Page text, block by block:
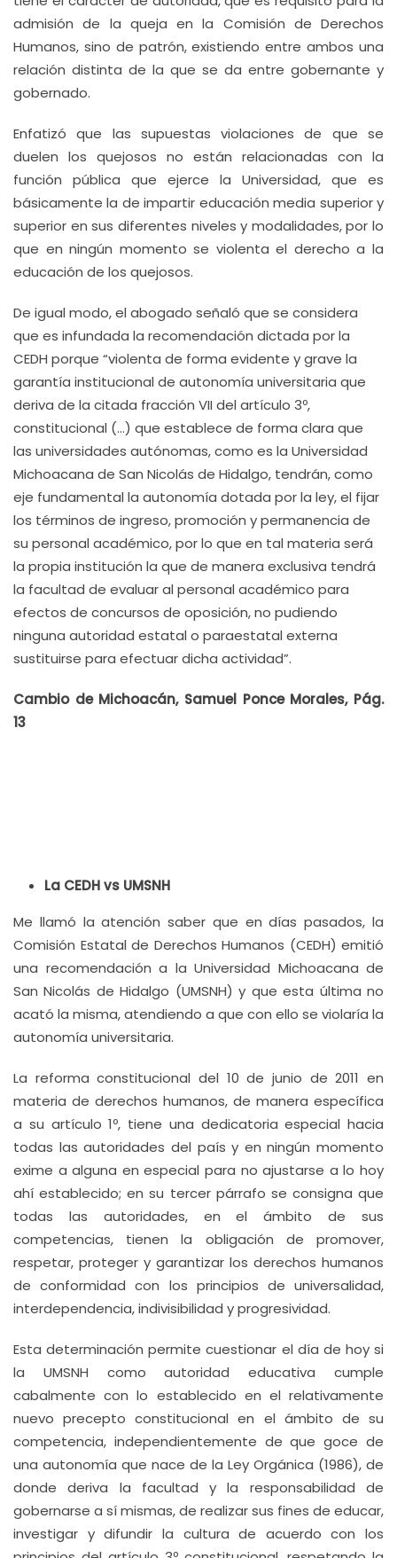
admisión de la queja en la Comisión de Derechos
Humanos, sino de patrón, existiendo entre ambos una
relación distinta de la que se da entre gobernante y
gobernado.
Enfatizó que las supuestas violaciones de que se
duelen los quejosos no están relacionadas con la
función pública que ejerce la Universidad, que es
básicamente la de impartir educación media superior y
superior en sus diferentes niveles y modalidades, por lo
que en ningún momento se violenta el derecho a la
educación de los quejosos.
De igual modo, el abogado señaló que se considera
que es infundada la recomendación dictada por la
CEDH porque “violenta de forma evidente y grave la
garantía institucional de autonomía universitaria que
deriva de la citada fracción VII del artículo 3º,
constitucional (…) que establece de forma clara que
las universidades autónomas, como es la Universidad
Michoacana de San Nicolás de Hidalgo, tendrán, como
eje fundamental la autonomía dotada por la ley, el fijar
los términos de ingreso, promoción y permanencia de
su personal académico, por lo que en tal materia será
la propia institución la que de manera exclusiva tendrá
la facultad de evaluar al personal académico para
efectos de concursos de oposición, no pudiendo
ninguna autoridad estatal o paraestatal externa
sustituirse para efectuar dicha actividad”.
Cambio de Michoacán, Samuel Ponce Morales, Pág.
13
La CEDH vs UMSNH
Me llamó la atención saber que en días pasados, la
Comisión Estatal de Derechos Humanos (CEDH) emitió
una recomendación a la Universidad Michoacana de
San Nicolás de Hidalgo (UMSNH) y que esta última no
acató la misma, atendiendo a que con ello se violaría la
autonomía universitaria.
La reforma constitucional del 10 de junio de 2011 en
materia de derechos humanos, de manera específica
a su artículo 1º, tiene una dedicatoria especial hacia
todas las autoridades del país y en ningún momento
exime a alguna en especial para no ajustarse a lo hoy
ahí establecido; en su tercer párrafo se consigna que
todas las autoridades, en el ámbito de sus
competencias, tienen la obligación de promover,
respetar, proteger y garantizar los derechos humanos
de conformidad con los principios de universalidad,
interdependencia, indivisibilidad y progresividad.
Esta determinación permite cuestionar el día de hoy si
la UMSNH como autoridad educativa cumple
cabalmente con lo establecido en el relativamente
nuevo precepto constitucional en el ámbito de su
competencia, independientemente de que goce de
una autonomía que nace de la Ley Orgánica (1986), de
donde deriva la facultad y la responsabilidad de
gobernarse a sí mismas, de realizar sus fines de educar,
investigar y difundir la cultura de acuerdo con los